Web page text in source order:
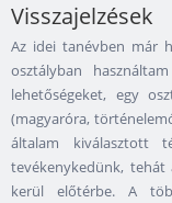
Visszajelzések
Az idei tanévben már
osztályban
lehetőségeket, egy
(magyaróra,
általam kiválasztott
tevékenykedünk, tehát
kerül előtérbe. A